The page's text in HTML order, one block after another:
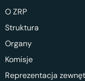
O ZRP
Struktura
Organy
Komisje
Reprezentacja